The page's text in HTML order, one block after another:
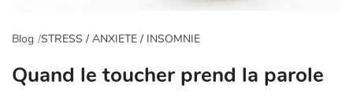
Blog STRESS / ANXIETE / INSOMNIE
Quand le toucher prend la parole